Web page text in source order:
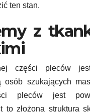
ten stan.
z
części pleców
osób szukających
pleców jest
to złożona struktura